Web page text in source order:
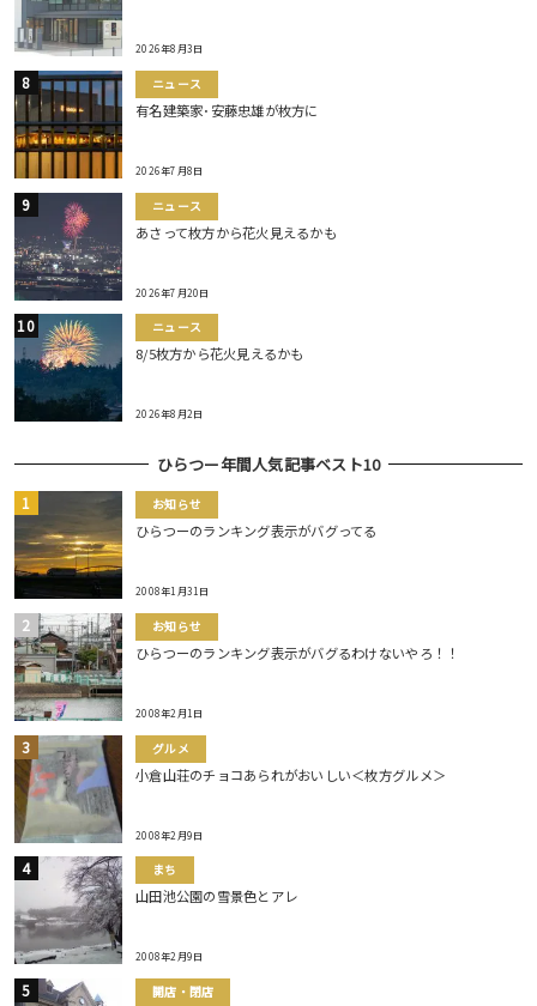
2026年8月3日
ニュース
有名建築家･安藤忠雄が枚方に
2026年7月8日
ニュース
あさって枚方から花火見えるかも
2026年7月20日
ニュース
8/5枚方から花火見えるかも
2026年8月2日
ひらつー年間人気記事ベスト10
お知らせ
ひらつーのランキング表示がバグってる
2008年1月31日
お知らせ
ひらつーのランキング表示がバグるわけないやろ！！
2008年2月1日
グルメ
小倉山荘のチョコあられがおいしい＜枚方グルメ＞
2008年2月9日
まち
山田池公園の雪景色とアレ
2008年2月9日
開店・閉店